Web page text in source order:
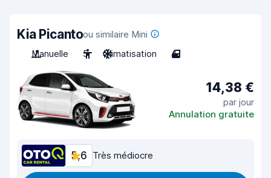
Kia Picantoou similaire Mini
Manuelle
5 Climatisation 4
14,38 €
par jour
Annulation gratuite
5,6 Très médiocre